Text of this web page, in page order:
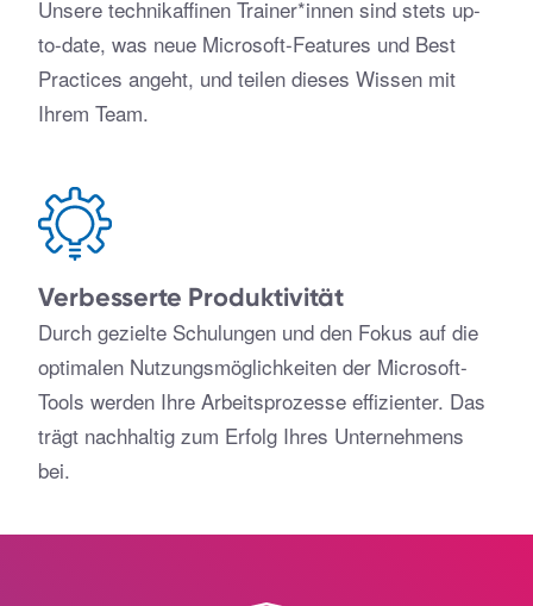
Unsere technikaffinen Trainer*innen sind stets up-
to-date, was neue Microsoft-Features und Best
Practices angeht, und teilen dieses Wissen mit
Ihrem Team.
Verbesserte Produktivität
Durch gezielte Schulungen und den Fokus auf die
optimalen Nutzungsmöglichkeiten der Microsoft-
Tools werden Ihre Arbeitsprozesse effizienter. Das
trägt nachhaltig zum Erfolg Ihres Unternehmens
bei.